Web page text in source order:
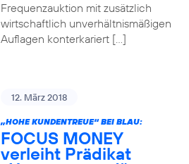
Frequenzauktion mit zusätzlich
wirtschaftlich unverhältnismäßigen
Auflagen konterkariert […]
12. März 2018
„HOHE KUNDENTREUE“ BEI BLAU:
FOCUS MONEY
verleiht Prädikat